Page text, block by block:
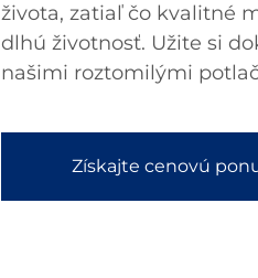
života, zatiaľ čo kvalitné
dlhú životnosť. Užite si
našimi roztomilými
Získajte cenovú